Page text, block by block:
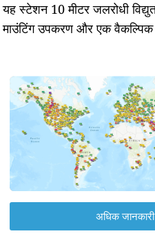
यह स्टेशन 10 मीटर जलरोधी
माउंटिंग उपकरण और एक
अधिक